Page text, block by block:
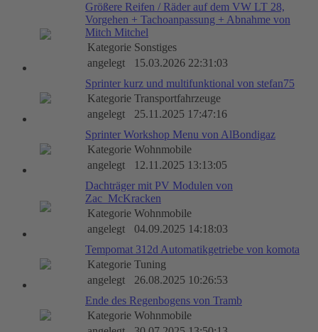
Größere Reifen / Räder auf dem VW LT 28,
Vorgehen + Tachoanpassung + Abnahme von
Mitch Mitchel
Kategorie Sonstiges
angelegt
15.03.2026 22:31:03
Sprinter kurz und multifunktional von stefan75
Kategorie Transportfahrzeuge
angelegt
25.11.2025 17:47:16
Sprinter Workshop Menu von AlBondigaz
Kategorie Wohnmobile
angelegt
12.11.2025 13:13:05
Dachträger mit PV Modulen von
Zac_McKracken
Kategorie Wohnmobile
angelegt
04.09.2025 14:18:03
Tempomat 312d Automatikgetriebe von komota
Kategorie Tuning
angelegt
26.08.2025 10:26:53
Ende des Regenbogens von Tramb
Kategorie Wohnmobile